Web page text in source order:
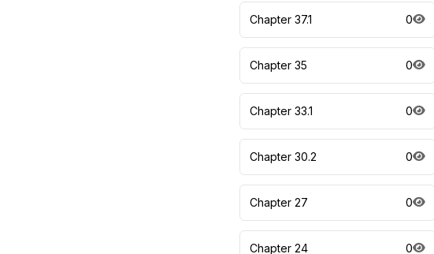
Chapter 37.1 0
Chapter 35 0
Chapter 33.1 0
Chapter 30.2 0
Chapter 27 0
Chapter 24 0